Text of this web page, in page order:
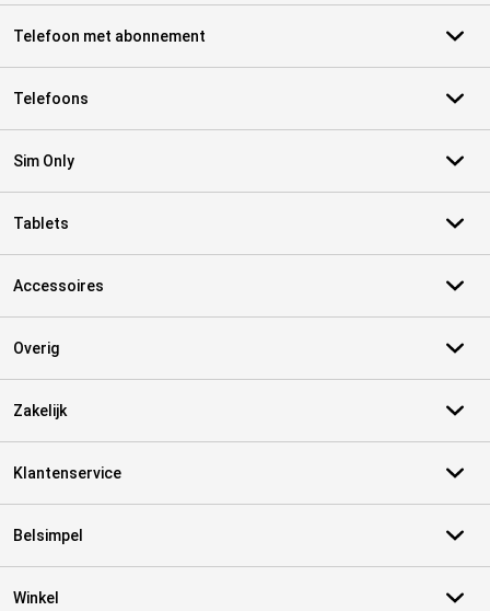
Telefoon met abonnement
Telefoons
Sim Only
Tablets
Accessoires
Overig
Zakelijk
Klantenservice
Belsimpel
Winkel